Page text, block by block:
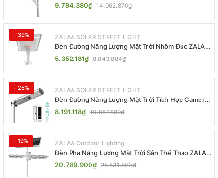
Khiển MPPT ZL-GMX01 ZALAA
9.794.380₫ 14.062.870₫
- 39% ZALAA SOLAR STREET LIGHT
Đèn Đường Năng Lượng Mặt Trời Nhôm Đúc ZALAA
ZL-BWH Cao Cấp IP65
5.352.181₫ 8.843.884₫
- 25% ZALAA SOLAR STREET LIGHT
Đèn Đường Năng Lượng Mặt Trời Tích Hợp Camera
ZALAA ZL-BJ04-CCTV (80W, IP65)
8.191.118₫ 10.987.889₫
- 19% ZALAA Outdoor Lighting
Đèn Pha Năng Lượng Mặt Trời Sân Thể Thao ZALAA
Jsc Chống Nước IP65 Cao Cấp
20.789.900₫ 25.531.500₫